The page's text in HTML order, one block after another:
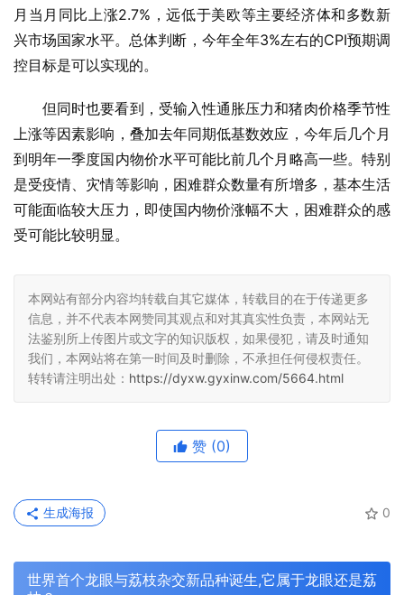
月当月同比上涨2.7%，远低于美欧等主要经济体和多数新
兴市场国家水平。总体判断，今年全年3%左右的CPI预期调
控目标是可以实现的。
但同时也要看到，受输入性通胀压力和猪肉价格季节性
上涨等因素影响，叠加去年同期低基数效应，今年后几个月
到明年一季度国内物价水平可能比前几个月略高一些。特别
是受疫情、灾情等影响，困难群众数量有所增多，基本生活
可能面临较大压力，即使国内物价涨幅不大，困难群众的感
受可能比较明显。
本网站有部分内容均转载自其它媒体，转载目的在于传递更多
信息，并不代表本网赞同其观点和对其真实性负责，本网站无
法鉴别所上传图片或文字的知识版权，如果侵犯，请及时通知
我们，本网站将在第一时间及时删除，不承担任何侵权责任。
转转请注明出处： https://dyxw.gyxinw.com/5664.html
赞 (0)
0
生成海报
世界首个龙眼与荔枝杂交新品种诞生,它属于龙眼还是荔